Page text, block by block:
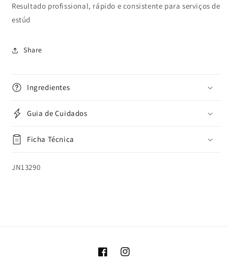
Resultado profissional, rápido e consistente para serviços de
estúd
Share
Ingredientes
Guia de Cuidados
Ficha Técnica
SKU:
JN13290
FacebookInstagram